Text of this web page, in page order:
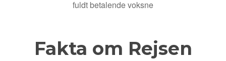
fuldt betalende voksne
Fakta om Rejsen